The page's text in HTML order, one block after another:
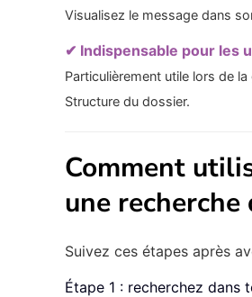
Visualisez le message dans
✔ Indispensable pour les
Particulièrement utile lors de
Structure du dossier.
Comment
une
Suivez ces étapes après
Étape 1 : recherchez dans